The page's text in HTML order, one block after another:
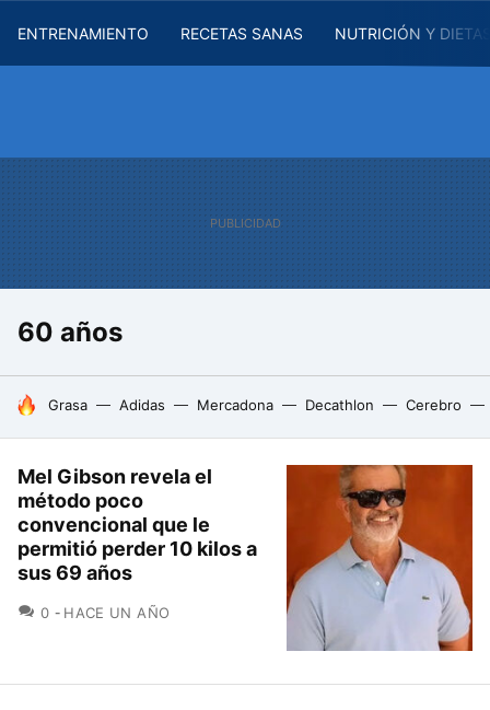
ENTRENAMIENTO RECETAS SANAS NUTRICIÓN Y
60 años
HOY SE HABLA DE
Grasa Adidas Mercadona Decathlon Cerebro
Mel Gibson revela el
método poco
convencional que le
permitió perder 10 kilos a
sus 69 años
0 COMENTARIOS
HACE UN AÑO